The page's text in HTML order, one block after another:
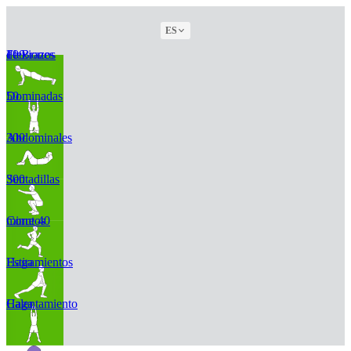
ES
100 Flexiones de Brazos
50 Dominadas
300 Abdominales
300 Sentadillas
Corre 40 minutos
Haga Estiramientos
Haga Calentamiento